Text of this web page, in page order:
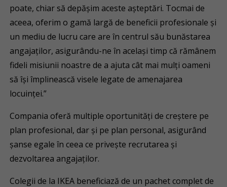
poate, chiar să depășim aceste așteptări. Tocmai de
aceea, oferim o gamă largă de beneficii profesionale și
un mediu de lucru care are în centrul său bunăstarea
angajaților, asigurându-ne în același timp că rămânem
fideli misiunii noastre de a ajuta cât mai mulți oameni
să își împlinească visele legate de amenajarea
locuinței.”
Compania oferă multiple oportunități de creștere pe
plan profesional, dar și pe plan personal, asigurând
șanse egale în ceea ce privește recrutarea și
dezvoltarea angajaților.
Colegii de la IKEA beneficiază de un pachet complet de